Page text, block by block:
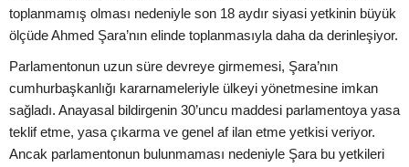
toplanmamış olması nedeniyle son 18 aydır siyasi yetkinin büyük
ölçüde Ahmed Şara’nın elinde toplanmasıyla daha da derinleşiyor.
Parlamentonun uzun süre devreye girmemesi, Şara’nın
cumhurbaşkanlığı kararnameleriyle ülkeyi yönetmesine imkan
sağladı. Anayasal bildirgenin 30’uncu maddesi parlamentoya yasa
teklif etme, yasa çıkarma ve genel af ilan etme yetkisi veriyor.
Ancak parlamentonun bulunmaması nedeniyle Şara bu yetkileri